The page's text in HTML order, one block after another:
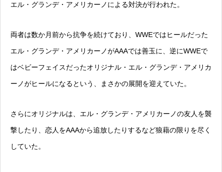
エル・グランデ・アメリカーノによる対決が行われた。
両者は数か月前から抗争を続けており、WWEではヒールだった
エル・グランデ・アメリカーノがAAAでは善玉に、逆にWWEで
はベビーフェイスだったオリジナル・エル・グランデ・アメリカ
ーノがヒールになるという、まさかの展開を迎えていた。
さらにオリジナルは、エル・グランデ・アメリカーノの友人を襲
撃したり、恋人をAAAから追放したりするなど狼藉の限りを尽く
していた。